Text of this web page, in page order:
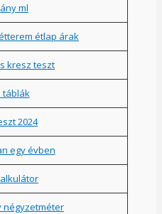
ml
étlap árak
kresz teszt
táblák
2024
egy évben
négyzetméter